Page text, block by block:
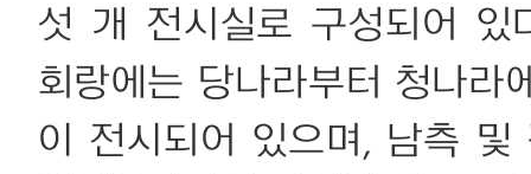
섯 개 전시실로 구성되어
회랑에는 당나라부터 청나라
이 전시되어 있으며, 남측